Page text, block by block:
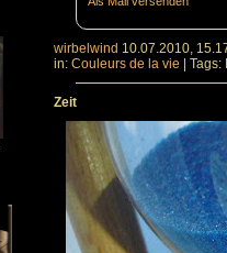
wirbelwind 10.07.2010,
in: Couleurs de la vie Tags:
Zeit